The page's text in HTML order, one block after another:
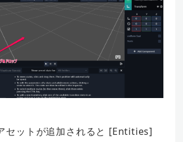
セットが追加されると [Entities]